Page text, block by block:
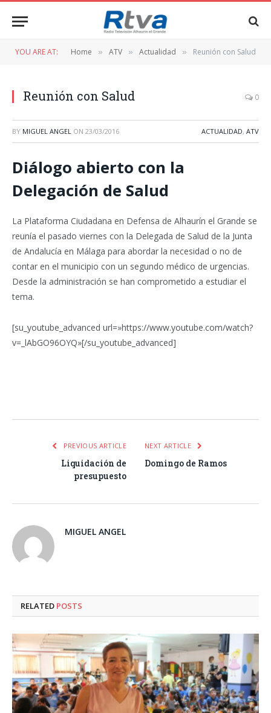
YOU ARE AT: Home » ATV » Actualidad » Reunión con Salud
Reunión con Salud 0
BY MIGUEL ANGEL ON 23/03/2016 ACTUALIDAD, ATV
Diálogo abierto con la
Delegación de Salud
La Plataforma Ciudadana en Defensa de Alhaurín el Grande se
reunía el pasado viernes con la Delegada de Salud de la Junta
de Andalucía en Málaga para abordar la necesidad o no de
contar en el municipio con un segundo médico de urgencias.
Desde la administración se han comprometido a estudiar el
tema.
[su_youtube_advanced url=»https://www.youtube.com/watch?
v=_lAbGO96OYQ»[/su_youtube_advanced]
PREVIOUS ARTICLE
Liquidación de
presupuesto
NEXT ARTICLE
Domingo de Ramos
MIGUEL ANGEL
RELATED POSTS